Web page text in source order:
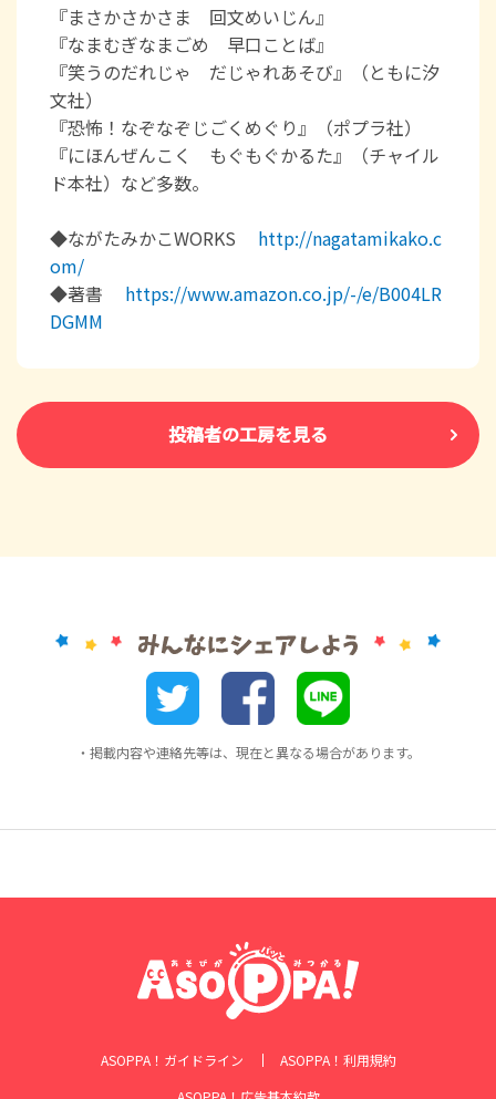
『まさかさかさま 回文めいじん』
『なまむぎなまごめ 早口ことば』
『笑うのだれじゃ だじゃれあそび』（ともに汐
文社）
『恐怖！なぞなぞじごくめぐり』（ポプラ社）
『にほんぜんこく もぐもぐかるた』（チャイル
ド本社）など多数。
◆ながたみかこWORKS http://nagatamikako.c
om/
◆著書 https://www.amazon.co.jp/-/e/B004LR
DGMM
投稿者の工房を見る
・掲載内容や連絡先等は、現在と異なる場合があります。
ASOPPA！ガイドライン
ASOPPA！利用規約